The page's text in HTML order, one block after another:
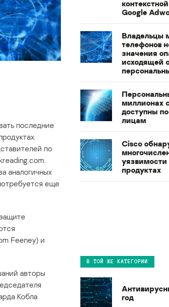
последние
по
аналогичных
еще
Feeney) и
авторы
Кобла
Google
Владельцы
телефонов
значения
исходящей
миллионах
доступны
лицам
Cisco
уязвимости
продуктах
В ТОЙ ЖЕ КАТЕГОРИИ
год